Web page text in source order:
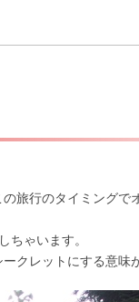
旅行のタイミングで
ちゃいます。
クレットにする意味